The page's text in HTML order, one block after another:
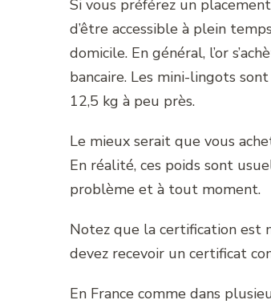
Si vous préférez un
d’être accessible à plein
domicile. En général, l’or
bancaire. Les mini-lingots
12,5 kg à peu près.
Le mieux serait que vous
En réalité, ces poids sont
problème et à tout moment.
Notez que la certification est
devez recevoir un certificat
En France comme dans